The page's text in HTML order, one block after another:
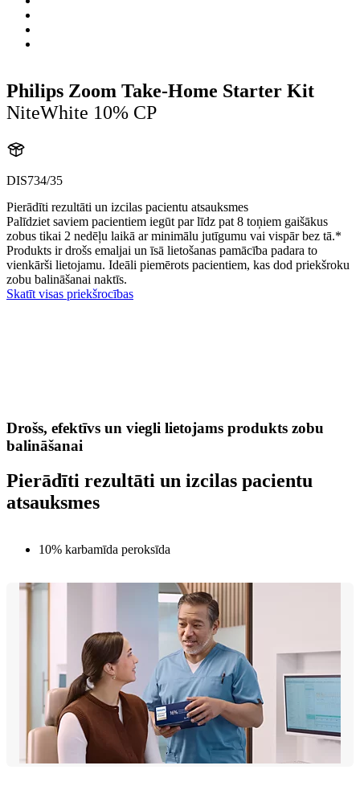
Philips Zoom Take-Home Starter Kit
NiteWhite 10% CP
DIS734/35
Pierādīti rezultāti un izcilas pacientu atsauksmes
Palīdziet saviem pacientiem iegūt par līdz pat 8 toņiem gaišākus
zobus tikai 2 nedēļu laikā ar minimālu jutīgumu vai vispār bez tā.*
Produkts ir drošs emaljai un īsā lietošanas pamācība padara to
vienkārši lietojamu. Ideāli piemērots pacientiem, kas dod priekšroku
zobu balināšanai naktīs.
Skatīt visas priekšrocības
Drošs, efektīvs un viegli lietojams produkts zobu
balināšanai
Pierādīti rezultāti un izcilas pacientu
atsauksmes
10% karbamīda peroksīda